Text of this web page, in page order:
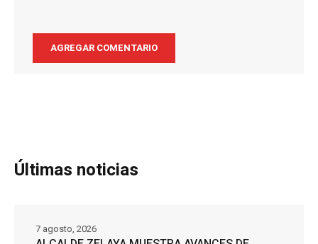
Últimas noticias
7 agosto, 2026